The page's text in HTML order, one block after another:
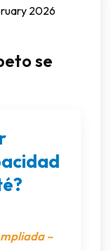
se
2026
–